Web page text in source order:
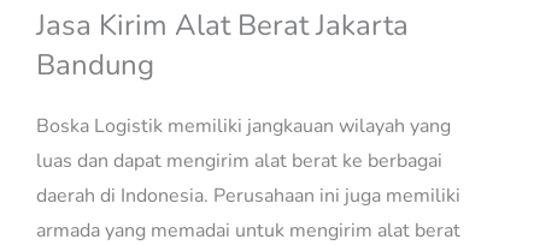
Jasa Kirim Alat Berat Jakarta
Bandung
Boska Logistik memiliki jangkauan wilayah yang
luas dan dapat mengirim alat berat ke berbagai
daerah di Indonesia. Perusahaan ini juga memiliki
armada yang memadai untuk mengirim alat berat